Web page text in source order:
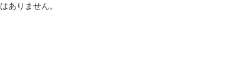
ありません。